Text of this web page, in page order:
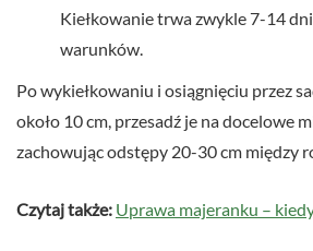
Kiełkowanie trwa zwykle 7-14
warunków.
Po wykiełkowaniu i osiągnięciu przez
około 10 cm, przesadź je na docelowe
zachowując odstępy 20-30 cm między
Czytaj także: Uprawa majeranku –